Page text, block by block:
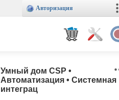
Авторизация
Умный дом CSP •
Автоматизация • Системная
интеграц